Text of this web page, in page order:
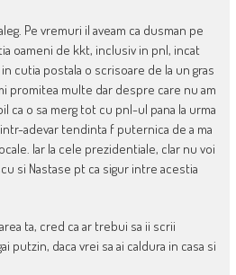
Pe vremuri il aveam ca dusman pe
oameni de kkt, inclusiv in pnl, incat
cutia postala o scrisoare de la un gras
promitea multe dar despre care nu am
ca o sa merg tot cu pnl-ul pana la urma
adevar tendinta f puternica de a ma
Iar la cele prezidentiale, clar nu voi
si Nastase pt ca sigur intre acestia
ta, cred ca ar trebui sa ii scrii
putzin, daca vrei sa ai caldura in casa si